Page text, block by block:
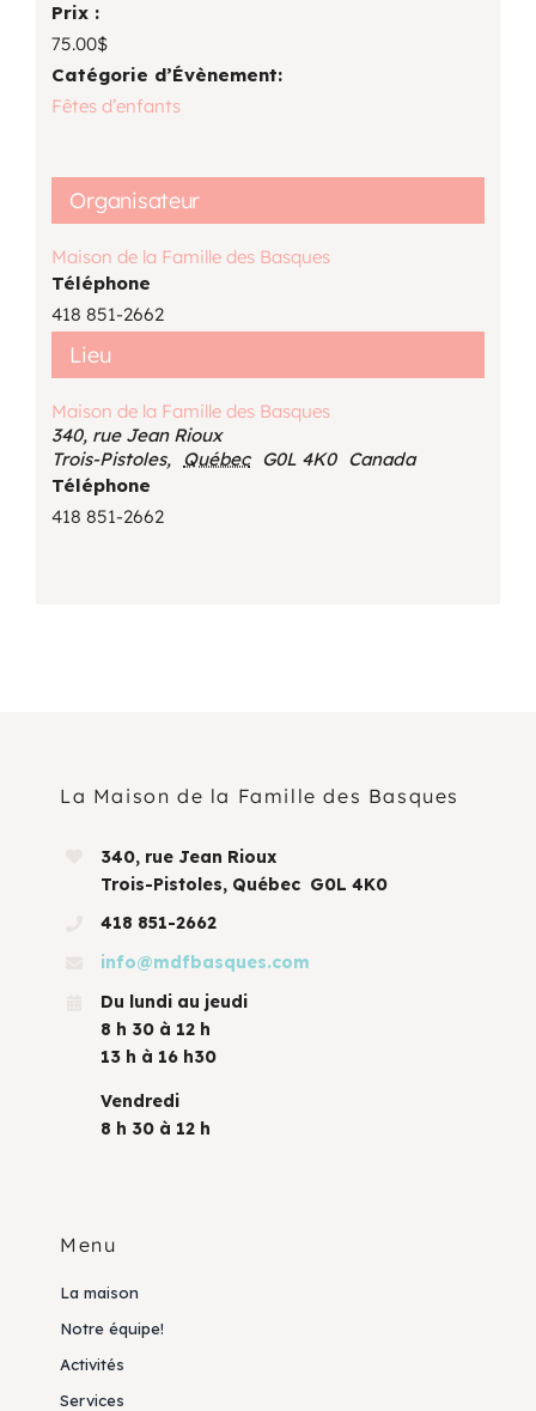
Prix :
75.00$
Catégorie d’Évènement:
Fêtes d’enfants
Lieu
Maison de la Famille des Basques
340, rue Jean Rioux
Trois-Pistoles, Québec G0L 4K0 Canada
Téléphone
418 851-2662
Organisateur
Maison de la Famille des Basques
Téléphone
418 851-2662
La Maison de la Famille des Basques
340, rue Jean Rioux
Trois-Pistoles, Québec G0L 4K0
418 851-2662
info@mdfbasques.com
Du lundi au jeudi
8 h 30 à 12 h
13 h à 16 h30
Vendredi
8 h 30 à 12 h
Menu
La maison
Notre équipe!
Activités
Services